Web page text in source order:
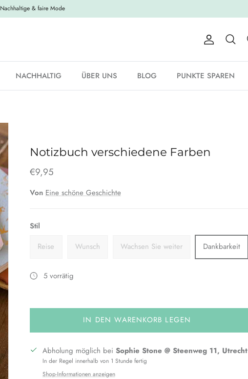
Nachhaltige & faire Mode
KontoSuche
NACHHALTIG ÜBER UNS BLOG PUNKTE SPAREN
Notizbuch verschiedene Farben
€9,95
Von Eine schöne Geschichte
Stil
Reise
Wunsch Wachsen Sie weiter Dankbarkeit
5 vorrätig
IN DEN WARENKORB LEGEN
Abholung möglich bei Sophie Stone @ Steenweg 11, Utrecht
In der Regel innerhalb von 1 Stunde fertig
Shop-Informationen anzeigen